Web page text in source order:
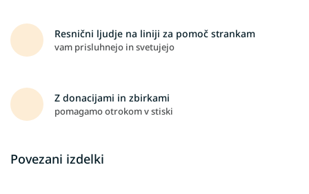
Resnični ljudje na liniji za pomoč strankam
vam prisluhnejo in svetujejo
Z donacijami in zbirkami
pomagamo otrokom v stiski
Povezani izdelki